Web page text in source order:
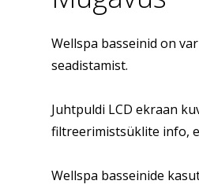
Wellspa basseinid on
seadistamist.
Juhtpuldi LCD ekraan
filtreerimistsüklite info,
Wellspa basseinide